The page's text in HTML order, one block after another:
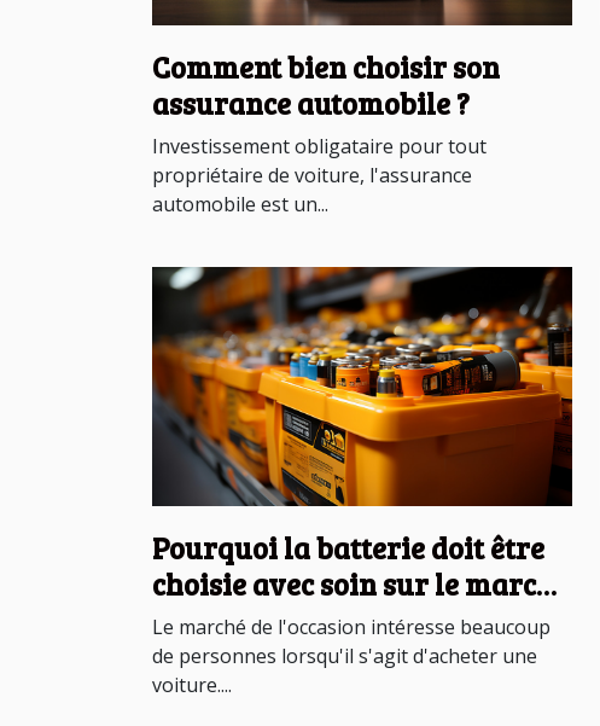
Comment bien choisir son
assurance automobile ?
Investissement obligataire pour tout
propriétaire de voiture, l'assurance
automobile est un...
Pourquoi la batterie doit être
choisie avec soin sur le marché
d'occasion ?
Le marché de l'occasion intéresse beaucoup
de personnes lorsqu'il s'agit d'acheter une
voiture....